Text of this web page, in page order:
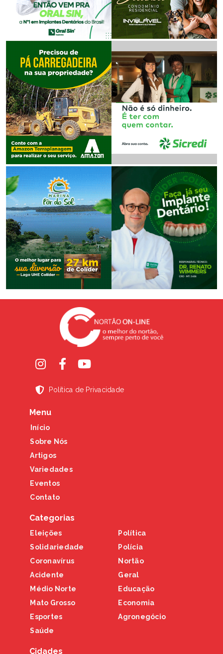
Política de Privacidade
Menu
Início
Sobre Nós
Artigos
Variedades
Eventos
Contato
Categorias
Eleições
Solidariedade
Coronavírus
Acidente
Médio Norte
Mato Grosso
Esportes
Saúde
Política
Polícia
Nortão
Geral
Educação
Economia
Agronegócio
Cidades